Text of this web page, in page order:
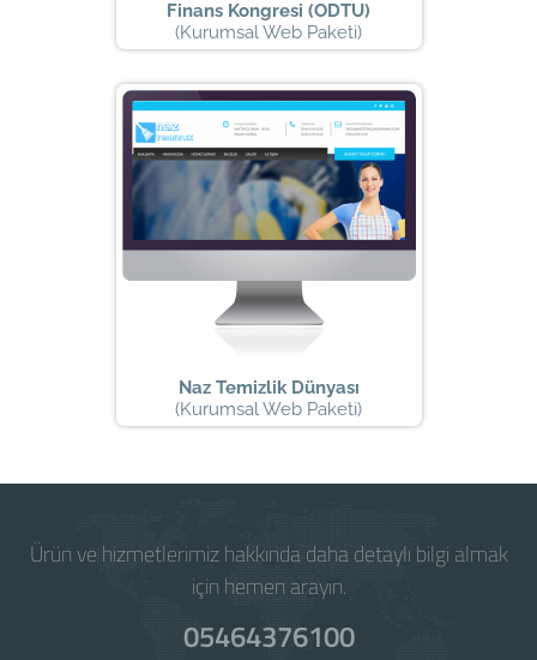
Finans Kongresi (ODTU)
(Kurumsal Web Paketi)
Naz Temizlik Dünyası
(Kurumsal Web Paketi)
Ürün ve hizmetlerimiz hakkında daha detaylı bilgi almak
için hemen arayın.
05464376100